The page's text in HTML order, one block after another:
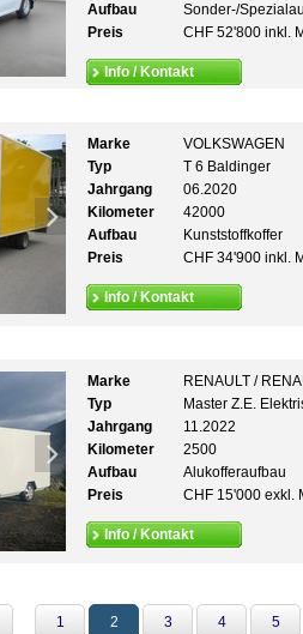
Aufbau
Sonder-/
Preis
CHF 52'800 inkl.
Info / Kontakt
Marke
VOLKSWAGEN
Typ
T 6 Baldinger
Jahrgang
06.2020
Kilometer
42000
Aufbau
Kunststoffkoffer
Preis
CHF 34'900 inkl.
Info / Kontakt
Marke
RENAULT /
Typ
Master Z.E.
Jahrgang
11.2022
Kilometer
2500
Aufbau
Alukofferaufbau
Preis
CHF 15'000 exkl.
Info / Kontakt
1 2 3 4 5